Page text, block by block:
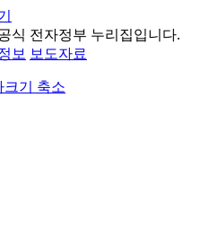
식 전자정부 누리집입니다.
보 보도자료
크기 축소